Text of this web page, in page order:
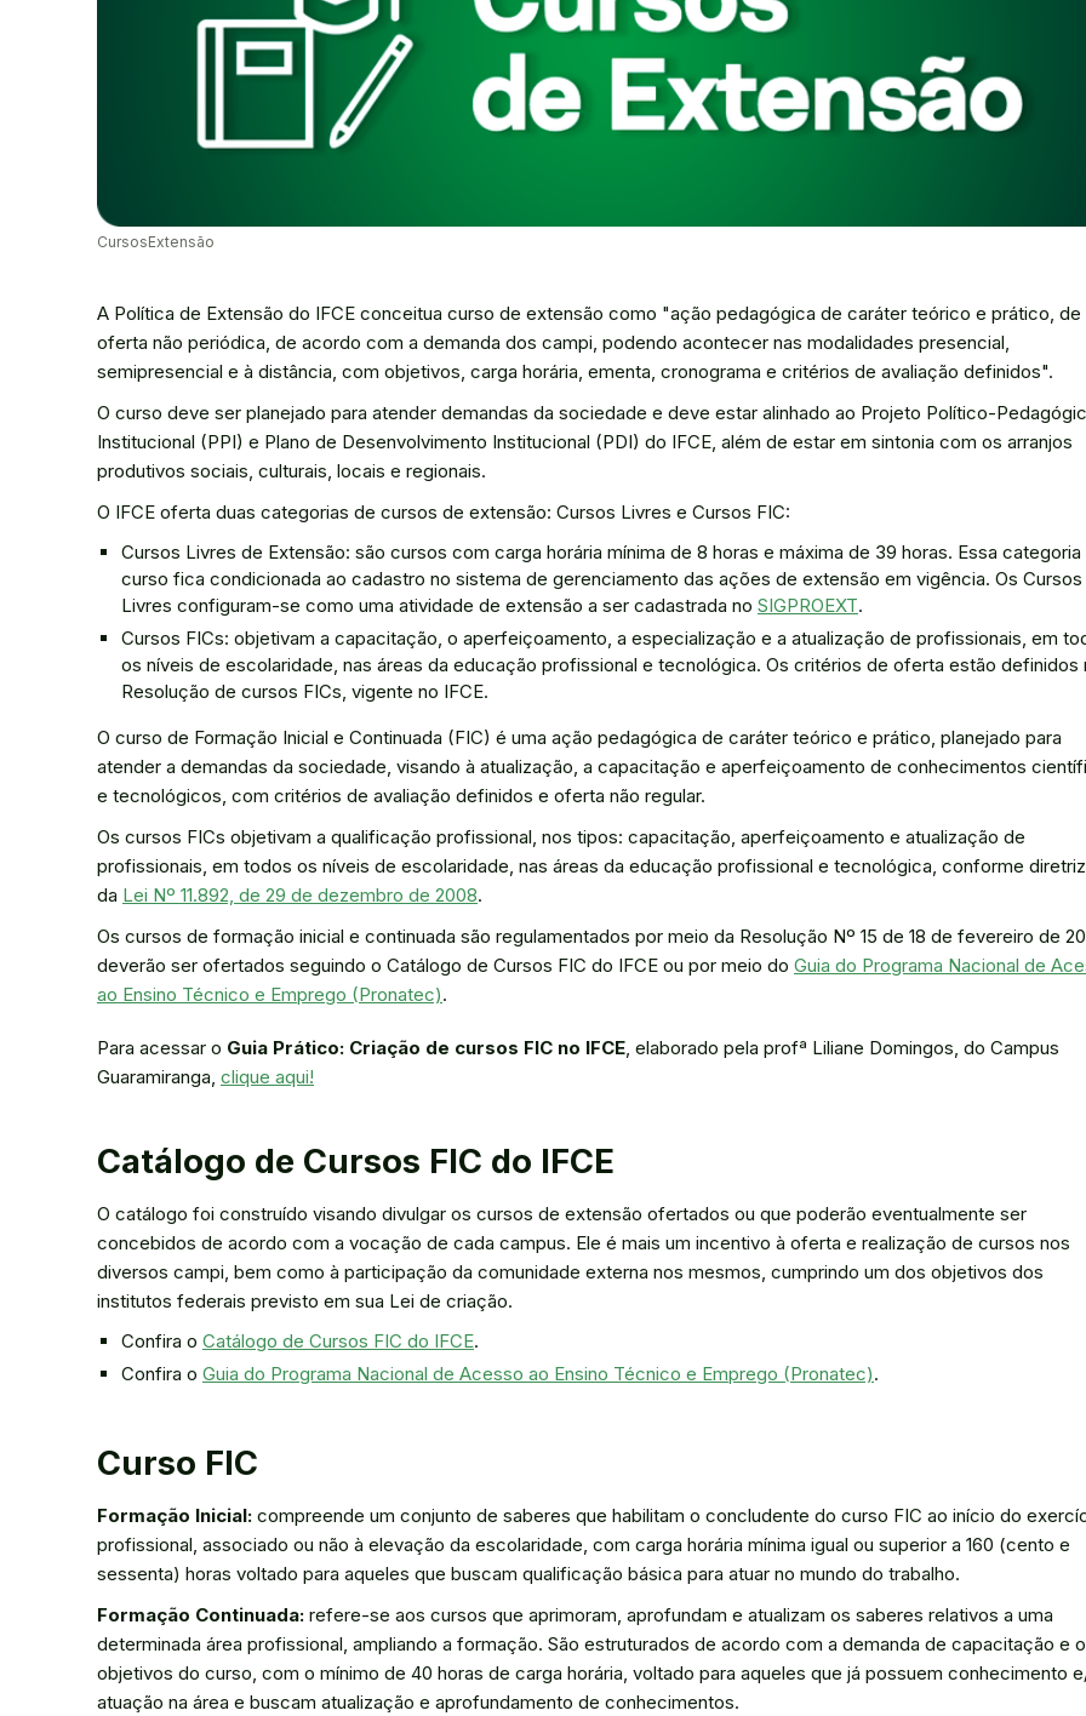
CursosExtensão
A Política de Extensão do IFCE conceitua curso de extensão como "ação pedagógica de caráter teórico e prático, de
oferta não periódica, de acordo com a demanda dos campi, podendo acontecer nas modalidades presencial,
semipresencial e à distância, com objetivos, carga horária, ementa, cronograma e critérios de avaliação definidos".
O curso deve ser planejado para atender demandas da sociedade e deve estar alinhado ao Projeto Político-
Institucional (PPI) e Plano de Desenvolvimento Institucional (PDI) do IFCE, além de estar em sintonia com os arranjos
produtivos sociais, culturais, locais e regionais.
O IFCE oferta duas categorias de cursos de extensão: Cursos Livres e Cursos FIC:
Cursos Livres de Extensão: são cursos com carga horária mínima de 8 horas e máxima de 39 horas. Essa categoria
curso fica condicionada ao cadastro no sistema de gerenciamento das ações de extensão em vigência. Os Cursos
Livres configuram-se como uma atividade de extensão a ser cadastrada no SIGPROEXT.
Cursos FICs: objetivam a capacitação, o aperfeiçoamento, a especialização e a atualização de profissionais, em
os níveis de escolaridade, nas áreas da educação profissional e tecnológica. Os critérios de oferta estão definidos
Resolução de cursos FICs, vigente no IFCE.
O curso de Formação Inicial e Continuada (FIC) é uma ação pedagógica de caráter teórico e prático, planejado para
atender a demandas da sociedade, visando à atualização, a capacitação e aperfeiçoamento de conhecimentos
e tecnológicos, com critérios de avaliação definidos e oferta não regular.
Os cursos FICs objetivam a qualificação profissional, nos tipos: capacitação, aperfeiçoamento e atualização de
profissionais, em todos os níveis de escolaridade, nas áreas da educação profissional e tecnológica, conforme
da Lei Nº 11.892, de 29 de dezembro de 2008.
Os cursos de formação inicial e continuada são regulamentados por meio da Resolução Nº 15 de 18 de fevereiro de
deverão ser ofertados seguindo o Catálogo de Cursos FIC do IFCE ou por meio do Guia do Programa Nacional de
ao Ensino Técnico e Emprego (Pronatec).
Para acessar o Guia Prático: Criação de cursos FIC no IFCE , elaborado pela profª Liliane Domingos, do Campus
Guaramiranga, clique aqui!
Catálogo de Cursos FIC do IFCE
O catálogo foi construído visando divulgar os cursos de extensão ofertados ou que poderão eventualmente ser
concebidos de acordo com a vocação de cada campus. Ele é mais um incentivo à oferta e realização de cursos nos
diversos campi, bem como à participação da comunidade externa nos mesmos, cumprindo um dos objetivos dos
institutos federais previsto em sua Lei de criação.
Confira o Catálogo de Cursos FIC do IFCE.
Confira o Guia do Programa Nacional de Acesso ao Ensino Técnico e Emprego (Pronatec).
Curso FIC
Formação Inicial: compreende um conjunto de saberes que habilitam o concludente do curso FIC ao início do
profissional, associado ou não à elevação da escolaridade, com carga horária mínima igual ou superior a 160 (cento e
sessenta) horas voltado para aqueles que buscam qualificação básica para atuar no mundo do trabalho.
Formação Continuada: refere-se aos cursos que aprimoram, aprofundam e atualizam os saberes relativos a uma
determinada área profissional, ampliando a formação. São estruturados de acordo com a demanda de capacitação e
objetivos do curso, com o mínimo de 40 horas de carga horária, voltado para aqueles que já possuem conhecimento
atuação na área e buscam atualização e aprofundamento de conhecimentos.